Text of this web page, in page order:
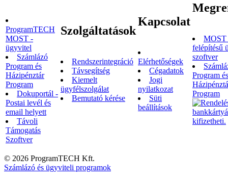
ProgramTECH
MOST -
ügyvitel
Számlázó
Program és
Házipénztár
Program
Dokuportál -
Postai levél és
email helyett
Távoli
Támogatás
Szoftver
Szolgáltatások
Rendszerintegráció
Távsegítség
Kiemelt
ügyfélszolgálat
Bemutató kérése
Kapcsolat
Elérhetőségek
Cégadatok
Jogi
nyilatkozat
Süti
beállítások
MOST
felépítésű
szoftver
Program és
Program
© 2026 ProgramTECH Kft.
Számlázó és ügyviteli programok